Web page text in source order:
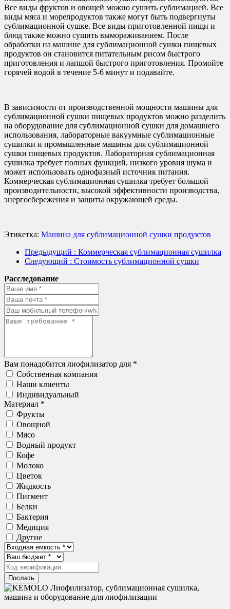
Все виды фруктов и овощей можно сушить сублимацией. Все
виды мяса и морепродуктов также могут быть подвергнуты
сублимационной сушке. Все виды приготовленной пищи и
блюд также можно сушить вымораживанием. После
обработки на машине для сублимационной сушки пищевых
продуктов он становится питательным рисом быстрого
приготовления и лапшой быстрого приготовления. Промойте
горячей водой в течение 5-6 минут и подавайте.
В зависимости от производственной мощности машины для
сублимационной сушки пищевых продуктов можно разделить
на оборудование для сублимационной сушки для домашнего
использования, лабораторные вакуумные сублимационные
сушилки и промышленные машины для сублимационной
сушки пищевых продуктов. Лабораторная сублимационная
сушилка требует полных функций, низкого уровня шума и
может использовать однофазный источник питания.
Коммерческая сублимационная сушилка требует большой
производительности, высокой эффективности производства,
энергосбережения и защиты окружающей среды.
Этикетка: Машина для сублимационной сушки продуктов
Предыдущий : Коммерческая сублимационная сушилка
Следующий : Стоимость сублимационной сушки
Расследование
Вам понадобится лиофилизатор для *
Собственная компания
Наши клиенты
Индивидуальный
Материал *
Фрукты
Овощной
Мясо
Водный продукт
Кофе
Молоко
Цветок
Жидкость
Пигмент
Белки
Бактерия
Медиция
Другие
Послать